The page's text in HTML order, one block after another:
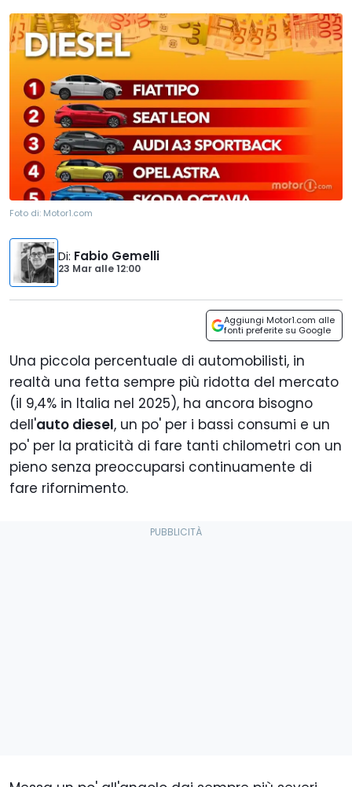
Foto di: Motor1.com
Di: Fabio Gemelli
23 Mar alle12:00
Aggiungi Motor1.com alle
fonti preferite su Google
Una piccola percentuale di automobilisti, in
realtà una fetta sempre più ridotta del mercato
(il 9,4% in Italia nel 2025), ha ancora bisogno
dell'auto diesel, un po' per i bassi consumi e un
po' per la praticità di fare tanti chilometri con un
pieno senza preoccuparsi continuamente di
fare rifornimento.